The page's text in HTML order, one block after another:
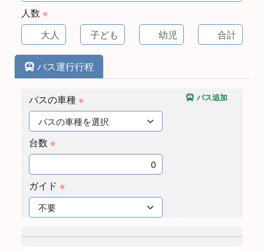
人数 ※
バス運行行程
バスの車種※
台数 ※
ガイド ※
バス追加